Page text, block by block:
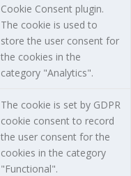
Cookie Consent plugin.
The cookie is used to
store the user consent for
the cookies in the
category "Analytics".
The cookie is set by GDPR
cookie consent to record
the user consent for the
cookies in the category
"Functional".